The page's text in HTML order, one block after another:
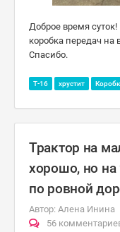
Доброе время
коробка передач на
Спасибо.
Т-16 хрустит
Трактор на
хорошо, но
по ровной
Автор: Алена Инина
56